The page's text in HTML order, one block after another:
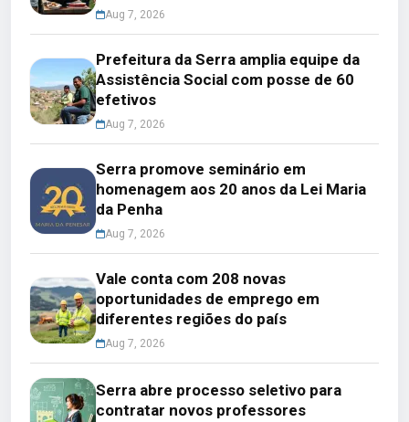
Aug 7, 2026
Prefeitura da Serra amplia equipe da
Assistência Social com posse de 60
efetivos
Aug 7, 2026
Serra promove seminário em
homenagem aos 20 anos da Lei Maria
da Penha
Aug 7, 2026
Vale conta com 208 novas
oportunidades de emprego em
diferentes regiões do país
Aug 7, 2026
Serra abre processo seletivo para
contratar novos professores